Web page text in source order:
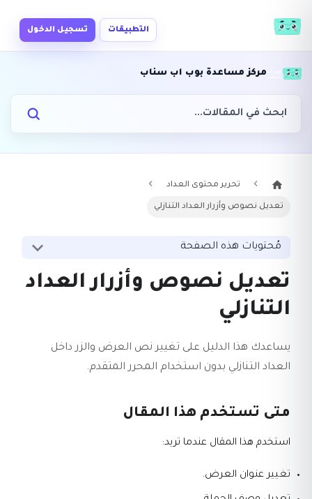
التطبيقات تسجيل الدخول
مركز مساعدة بوب اب سناب
تحرير محتوى العداد
تعديل نصوص وأزرار العداد التنازلي
مُحتويات هذه الصفحة
تعديل نصوص وأزرار العداد
التنازلي
يساعدك هذا الدليل على تغيير نص العرض والزر داخل
العداد التنازلي بدون استخدام المحرر المتقدم.
متى تستخدم هذا المقال
استخدم هذا المقال عندما تريد:
تغيير عنوان العرض.